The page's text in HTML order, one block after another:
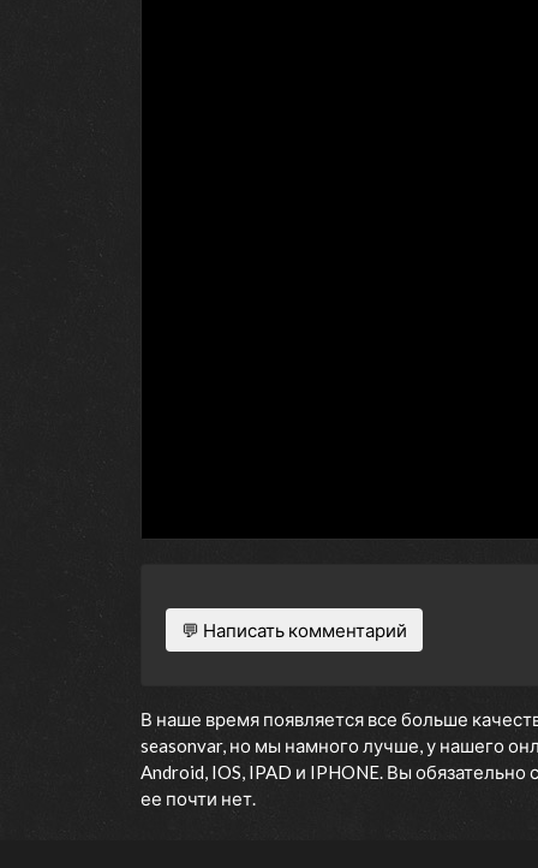
💬 Написать комментарий
В наше время появляется все больше
seasonvar, но мы намного лучше, у нашего
Android, IOS, IPAD и IPHONE. Вы
ее почти нет.